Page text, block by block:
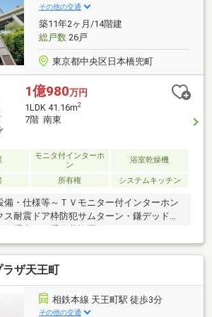
その他の交通
築11年2ヶ月/14階建
総戸数26戸
東京都中央区日本橋兜町
1億980万円
1LDK 41.16m2
7階 南東
モニタ付インターホ
ン
浴室乾燥機
所有権 システムキッチン
備・仕様等～ＴＶモニター付インターホン
ス耐震ドア枠防犯サムターン・鎌デッドボ
を除く）24時間低風量換気システム追焚
器フルオートバス浴室換気乾燥機ＴＥＳ式
Ｄ）カウンターキッチン（浄水器付）～交
～・東京メトロ日比谷線・東西線「茅場
2分・都営浅草線・東京メトロ銀座線・
本橋」駅 徒歩3分・東京メトロ銀座線・
ザ天王町
相鉄本線 天王町駅 徒歩3分
その他の交通